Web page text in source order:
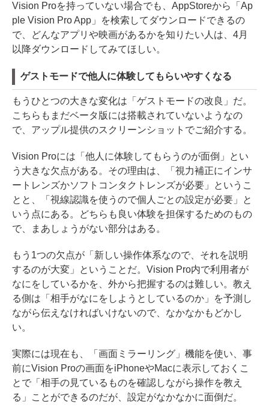
Vision Proを持っていない場合でも、AppStoreから「Ap
ple Vision Pro App」を検索してダウンロードできるの
で、どんなアプリや映画があるかを知りたい人は、4月
以降ダウンロードしてみてほしい。
ゲストモードで他人に体験してもらいやすくなる
もうひとつの大きな変化は「ゲストモードの改良」だ。
こちらもまだベータ版には搭載されていないようなの
で、アップル提供のスクリーンショットでご紹介する。
Vision Proには「他人に体験してもらうのが面倒」とい
う大きな欠点がある。その理由は、「視力補正にインサ
ートレンズかソフトコンタクトレンズが必要」というこ
とと、「視線認識を使うので個人ごとの設定が必要」と
いう点にある。どちらも良い体験を担保するためのもの
で、まあしょうがない部分はある。
もう1つの欠点が「新しい操作体系なので、それを説明
するのが大変」ということだ。Vision Pro内で利用者が
なにをしているかを、外から把握するのは難しい。教え
る側は「相手がなにをしようとしているのか」を予測し
ながら伝えなければいけないので、なかなかもどかし
い。
実際には現在も、「画面ミラーリング」機能を使い、事
前にVision Proの画面をiPhoneやMacに表示しておくこ
とで「相手の見ているものを確認しながら操作を教え
る」ことができるのだが、設定がなかなかに面倒だ。